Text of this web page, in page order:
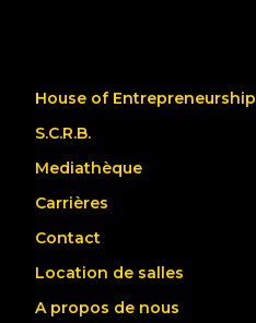
House of Entrepreneurship
S.C.R.B.
Mediathèque
Carrières
Contact
Location de salles
A propos de nous